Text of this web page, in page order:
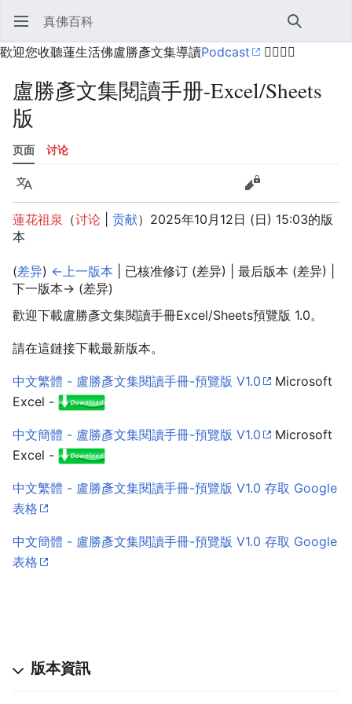
打开主菜单 真佛百科 搜索
歡迎您收聽蓮生活佛盧勝彥文集導讀Podcast 🙋‍♂️🙋‍♀️
盧勝彥文集閱讀手册-Excel/Sheets
版
页面 讨论
语言
蓮花祖泉 （讨论 贡献） 2025年10月12日 (日) 15:03的版
本
(差异) ←上一版本 | 已核准修订 (差异) | 最后版本 (差异) |
下一版本→ (差异)
歡迎下載盧勝彥文集閱讀手冊Excel/Sheets預覽版 1.0。
請在這鏈接下載最新版本。
中文繁體 - 盧勝彥文集閱讀手冊-預覽版 V1.0
Microsoft
Excel -
中文簡體 - 盧勝彥文集閱讀手冊-預覽版 V1.0
Microsoft
Excel -
中文繁體 - 盧勝彥文集閱讀手冊-預覽版 V1.0 存取 Google
表格
中文簡體 - 盧勝彥文集閱讀手冊-預覽版 V1.0 存取 Google
表格
版本資訊